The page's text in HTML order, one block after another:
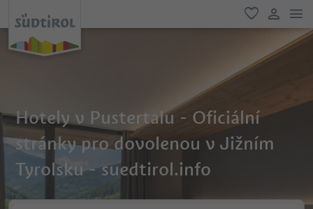
oblíbené
Hotely v Pustertalu - Oficiální
stránky pro dovolenou v Jižním
Tyrolsku - suedtirol.info